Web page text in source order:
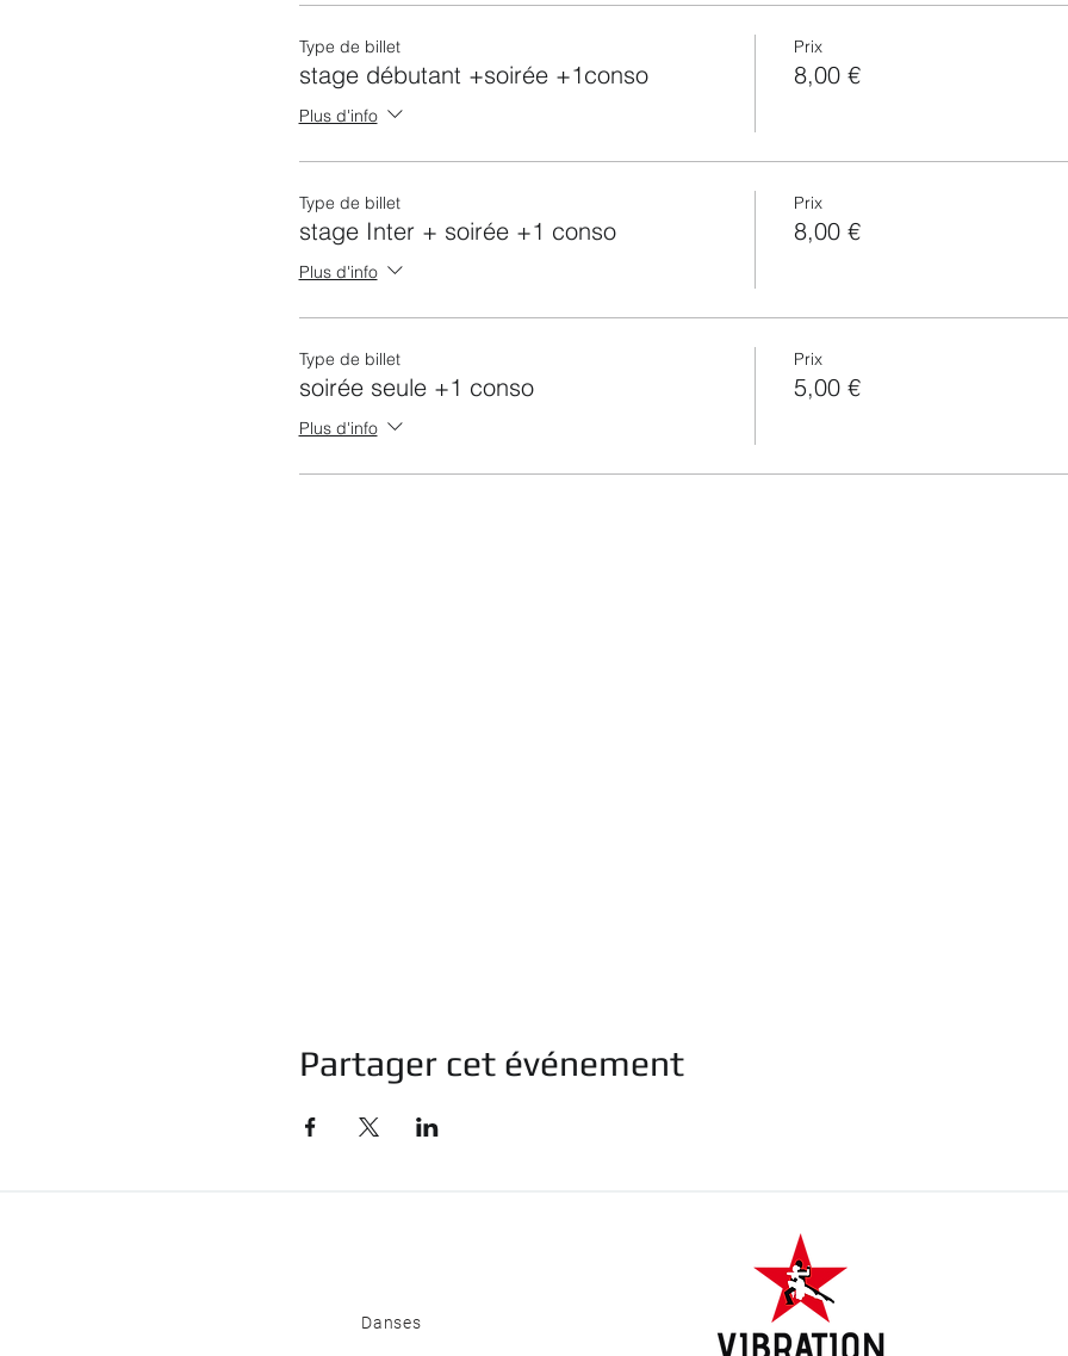
Type de billet
stage débutant +soirée +1conso
Plus d'info
Prix
8,00 €
Type de billet
stage Inter + soirée +1 conso
Plus d'info
Prix
8,00 €
Type de billet
soirée seule +1 conso
Plus d'info
Prix
5,00 €
Partager cet événement
Danses